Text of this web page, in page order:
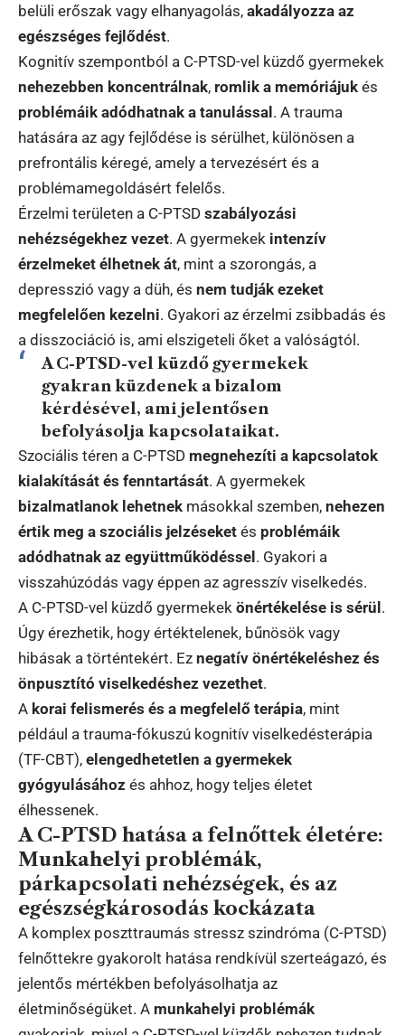
belüli erőszak vagy elhanyagolás, akadályozza az
egészséges fejlődést.
Kognitív szempontból a C-PTSD-vel küzdő gyermekek
nehezebben koncentrálnak, romlik a memóriájuk és
problémáik adódhatnak a tanulással. A trauma
hatására az agy fejlődése is sérülhet, különösen a
prefrontális kéregé, amely a tervezésért és a
problémamegoldásért felelős.
Érzelmi területen a C-PTSD szabályozási
nehézségekhez vezet. A gyermekek intenzív
érzelmeket élhetnek át, mint a szorongás, a
depresszió vagy a düh, és nem tudják ezeket
megfelelően kezelni. Gyakori az érzelmi zsibbadás és
a disszociáció is, ami elszigeteli őket a valóságtól.
A C-PTSD-vel küzdő gyermekek
gyakran küzdenek a bizalom
kérdésével, ami jelentősen
befolyásolja kapcsolataikat.
Szociális téren a C-PTSD megnehezíti a kapcsolatok
kialakítását és fenntartását. A gyermekek
bizalmatlanok lehetnek másokkal szemben, nehezen
értik meg a szociális jelzéseket és problémáik
adódhatnak az együttműködéssel. Gyakori a
visszahúzódás vagy éppen az agresszív viselkedés.
A C-PTSD-vel küzdő gyermekek önértékelése is sérül.
Úgy érezhetik, hogy értéktelenek, bűnösök vagy
hibásak a történtekért. Ez negatív önértékeléshez és
önpusztító viselkedéshez vezethet.
A korai felismerés és a megfelelő terápia, mint
például a trauma-fókuszú kognitív viselkedésterápia
(TF-CBT), elengedhetetlen a gyermekek
gyógyulásához és ahhoz, hogy teljes életet
élhessenek.
A C-PTSD hatása a felnőttek életére:
Munkahelyi problémák,
párkapcsolati nehézségek, és az
egészségkárosodás kockázata
A komplex poszttraumás stressz szindróma (C-PTSD)
felnőttekre gyakorolt hatása rendkívül szerteágazó, és
jelentős mértékben befolyásolhatja az
életminőségüket. A munkahelyi problémák